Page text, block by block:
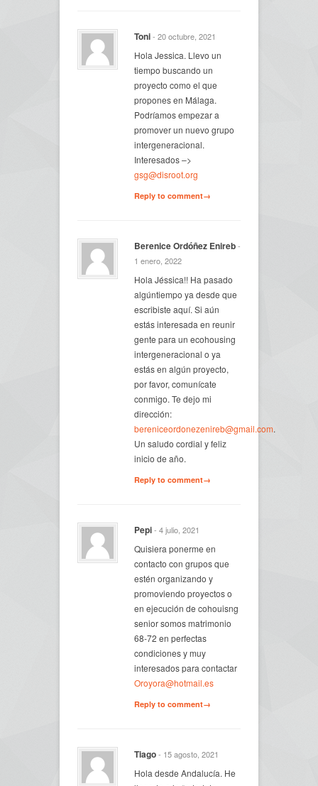
Toni- 20 octubre, 2021
Hola Jessica. Llevo un
tiempo buscando un
proyecto como el que
propones en Málaga.
Podríamos empezar a
promover un nuevo grupo
intergeneracional.
Interesados –>
gsg@disroot.org
Reply to comment→
Berenice Ordóñez Enireb-
1 enero, 2022
Hola Jéssica!! Ha pasado
algúntiempo ya desde que
escribiste aquí. Si aún
estás interesada en reunir
gente para un ecohousing
intergeneracional o ya
estás en algún proyecto,
por favor, comunícate
conmigo. Te dejo mi
dirección:
bereniceordonezenireb@gmail.com.
Un saludo cordial y feliz
inicio de año.
Reply to comment→
Pepi- 4 julio, 2021
Quisiera ponerme en
contacto con grupos que
estén organizando y
promoviendo proyectos o
en ejecución de cohouisng
senior somos matrimonio
68-72 en perfectas
condiciones y muy
interesados para contactar
Oroyora@hotmail.es
Reply to comment→
Tiago- 15 agosto, 2021
Hola desde Andalucía. He